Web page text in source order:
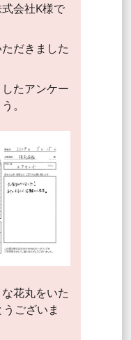
会社K様で
だきました
たアンケー
。
花丸をいた
ございま